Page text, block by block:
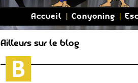
Accueil Canyoning
Ailleurs sur le blog